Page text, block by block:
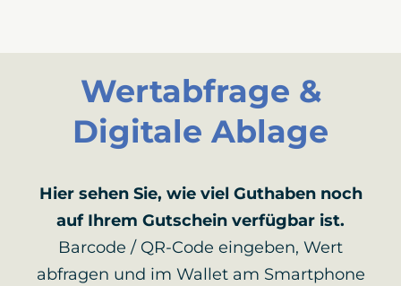
Wertabfrage &
Digitale Ablage
Hier sehen Sie, wie viel Guthaben noch
auf Ihrem Gutschein verfügbar ist.
Barcode / QR-Code eingeben, Wert
abfragen und im Wallet am Smartphone